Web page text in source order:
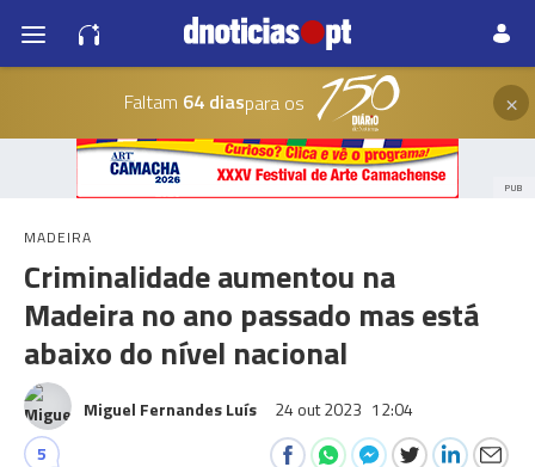
Faltam 64 diaspara os ×
PUB
MADEIRA
Criminalidade aumentou na
Madeira no ano passado mas está
abaixo do nível nacional
Miguel Fernandes Luís 24 out 2023 12:04
5